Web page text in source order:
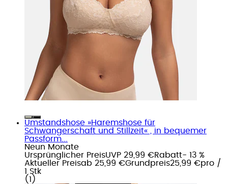
Umstandshose »Haremshose für
Schwangerschaft und Stillzeit« , in bequemer
Passform...
Neun Monate
Ursprünglicher PreisUVP 29,99 €Rabatt- 13 %
Aktueller Preisab 25,99 €Grundpreis25,99 €pro /
1 Stk
( 1 )